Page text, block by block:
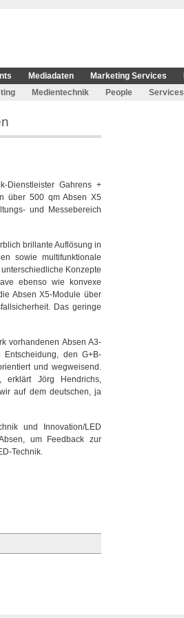
Mediadaten Marketing Services
Medientechnik People Services
Dienstleister Gahrens +
über 500 qm Absen X5
und Messebereich
brillante Auflösung in
sowie multifunktionale
Konzepte
ebenso wie konvexe
Absen X5-Module über
Das geringe
vorhandenen Absen A3-
Entscheidung, den G+B-
und wegweisend.
erklärt Jörg Hendrichs,
auf dem deutschen, ja
und Innovation/LED
um Feedback zur
Technik.